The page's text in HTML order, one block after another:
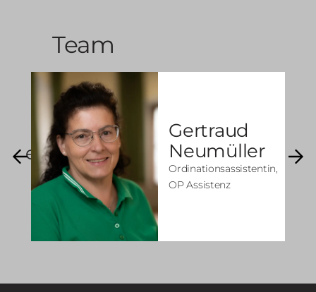
Team
Gertraud
Neumüller
Ordinationsassistentin,
OP Assistenz